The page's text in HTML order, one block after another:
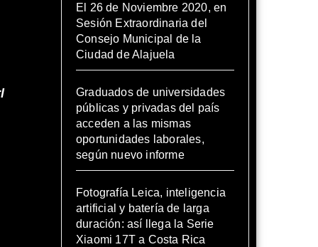
El 26 de Noviembre 2020, en
Sesión Extraordinaria del
Consejo Municipal de la
Ciudad de Alajuela
Graduados de universidades
públicas y privadas del país
acceden a las mismas
oportunidades laborales,
según nuevo informe
Fotografía Leica, inteligencia
artificial y batería de larga
duración: así llega la Serie
Xiaomi 17T a Costa Rica